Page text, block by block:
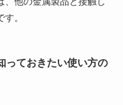
。
ておきたい使い方の